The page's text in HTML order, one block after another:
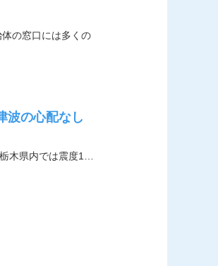
の窓口には多くの
波の心配なし
木県内では震度1…